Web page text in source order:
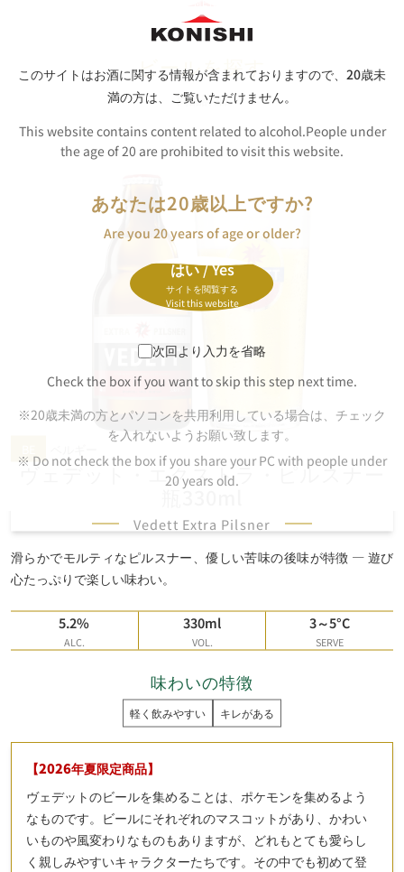
このサイトはお酒に関する情報が含まれておりますので、 20歳未
満の方は、ご覧いただけません。
This website contains content related to alcohol.People under
the age of 20 are prohibited to visit this website.
あなたは20歳以上ですか?
Are you 20 years of age or older?
はい / Yes
サイトを閲覧する
Visit this website
次回より入力を省略
Check the box if you want to skip this step next time.
※20歳未満の方とパソコンを共用利用している場合は、チェック
を入れないようお願い致します。
※ Do not check the box if you share your PC with people under
20 years old.
ビールを探す
商品詳細
ヴェデット・エクストラ・ピルスナー
瓶330ml
Vedett Extra Pilsner
滑らかでモルティなピルスナー、優しい苦味の後味が特徴 — 遊び
心たっぷりで楽しい味わい。
5.2%
ALC.
330ml
VOL.
3～5°C
SERVE
味わいの特徴
軽く飲みやすい キレがある
【2026年夏限定商品】
ヴェデットのビールを集めることは、ポケモンを集めるよう
なものです。ビールにそれぞれのマスコットがあり、かわい
いものや風変わりなものもありますが、どれもとても愛らし
く親しみやすいキャラクターたちです。その中でも初めて登